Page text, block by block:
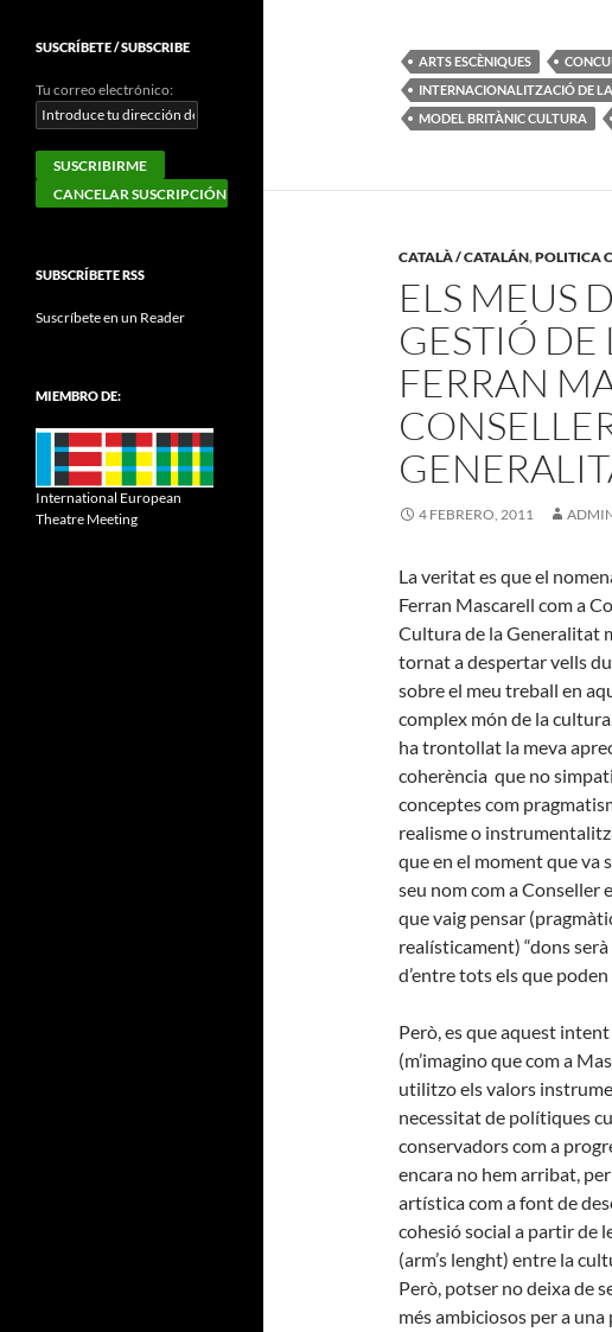
ARTS ESCÈNIQUES
INTERNACIONALITZACIÓ DE
MODEL BRITÀNIC CULTURA
CATALÀ / CATALÁN,POLITICA
ELS MEUS
GESTIÓ DE
FERRAN
4 FEBRERO, 2011
La veritat es que el
Ferran Mascarell com a
Cultura de la Generalitat
tornat a despertar vells
sobre el meu treball en
complex món de la
ha trontollat la meva
coherència que no
conceptes com
realisme o
que en el moment que va
seu nom com a Conseller
que vaig pensar
realísticament) “dons
d’entre tots els que
Però, es que aquest
(m’imagino que com a
utilitzo els valors
necessitat de polítiques
conservadors com a
encara no hem arribat,
artística com a font de
cohesió social a partir de
(arm’s lenght) entre la
Però, potser no deixa de
més ambiciosos per a
SUSCRÍBETE / SUBSCRIBE
Tu correo electrónico:
SUBSCRÍBETE RSS
Suscríbete en un Reader
MIEMBRO DE:
International European
Theatre Meeting